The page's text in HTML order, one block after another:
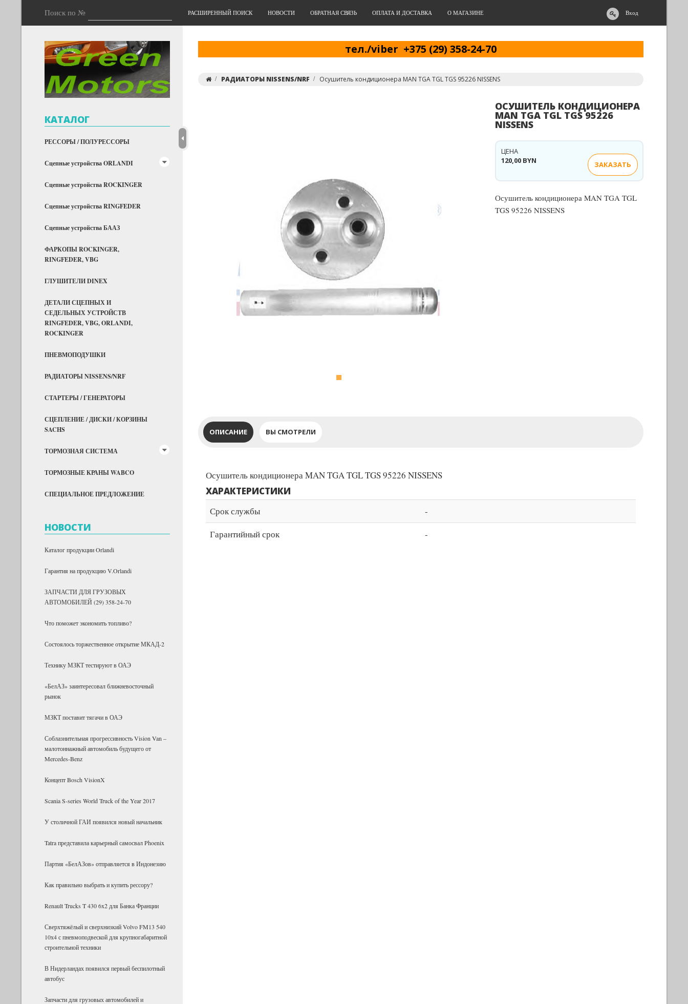
Вход
Поиск по № РАСШИРЕННЫЙ ПОИСК НОВОСТИ ОБРАТНАЯ СВЯЗЬ ОПЛАТА И ДОСТАВКА О МАГАЗИНЕ
КАТАЛОГ
РЕССОРЫ / ПОЛУРЕССОРЫ
Сцепные устройства ORLANDI
Сцепные устройства ROCKINGER
Сцепные устройства RINGFEDER
Сцепные устройства БААЗ
ФАРКОПЫ ROCKINGER,
RINGFEDER, VBG
ГЛУШИТЕЛИ DINEX
ДЕТАЛИ СЦЕПНЫХ И
СЕДЕЛЬНЫХ УСТРОЙСТВ
RINGFEDER, VBG, ORLANDI,
ROCKINGER
ПНЕВМОПОДУШКИ
РАДИАТОРЫ NISSENS/NRF
СТАРТЕРЫ / ГЕНЕРАТОРЫ
СЦЕПЛЕНИЕ / ДИСКИ / КОРЗИНЫ
SACHS
ТОРМОЗНАЯ СИСТЕМА
ТОРМОЗНЫЕ КРАНЫ WABCO
СПЕЦИАЛЬНОЕ ПРЕДЛОЖЕНИЕ
НОВОСТИ
Каталог продукции Orlandi
Гарантия на продукцию V.Orlandi
ЗАПЧАСТИ ДЛЯ ГРУЗОВЫХ
АВТОМОБИЛЕЙ (29) 358-24-70
Что поможет экономить топливо?
Состоялось торжественное открытие МКАД-2
Технику МЗКТ тестируют в ОАЭ
«БелАЗ» заинтересовал ближневосточный
рынок
МЗКТ поставит тягачи в ОАЭ
Соблазнительная прогрессивность Vision Van –
малотоннажный автомобиль будущего от
Mercedes-Benz
Концепт Bosch VisionX
Scania S-series World Truck of the Year 2017
У столичной ГАИ появился новый начальник
Tatra представила карьерный самосвал Phoenix
Партия «БелАЗов» отправляется в Индонезию
Как правильно выбрать и купить рессору?
Renault Trucks T 430 6x2 для Банка Фран­ции
Сверх­тя­жё­лый и сверх­низ­кий Volvo FM13 540
10х4 с пнев­мо­под­вес­кой для круп­но­га­ба­рит­ной
стро­и­тель­ной тех­ники
В Нидерландах появился первый беспилотный
автобус
Запчасти для грузовых автомобилей и
тел./viber +375 (29) 358-24-70
РАДИАТОРЫ NISSENS/NRF Осушитель кондиционера MAN TGA TGL TGS 95226 NISSENS
ОСУШИТЕЛЬ КОНДИЦИОНЕРА
MAN TGA TGL TGS 95226
NISSENS
120,00 BYN
ЦЕНА
ЗАКАЗАТЬ
Осушитель кондиционера MAN TGA TGL
TGS 95226 NISSENS
ОПИСАНИЕ ВЫ СМОТРЕЛИ
Осушитель кондиционера MAN TGA TGL TGS 95226 NISSENS
ХАРАКТЕРИСТИКИ
Срок службы
-
Гарантийный срок
-